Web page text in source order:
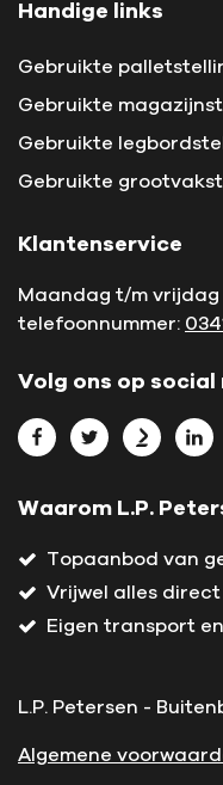
Handige links
Gebruikte
Gebruikte
Gebruikte
Gebruikte
Klantenservice
Maandag t/m vrijdag
telefoonnummer:
Volg ons op social
Bekijk L.P. Petersen
Bekijk L.P.
Bekijk
Waarom L.P.
Topaanbod van
Vrijwel alles
Eigen transport
L.P. Petersen -
Algemene